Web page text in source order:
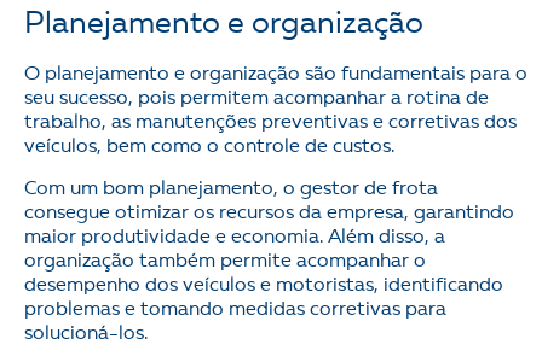
Planejamento e organização
O planejamento e organização são fundamentais para o
seu sucesso, pois permitem acompanhar a rotina de
trabalho, as manutenções preventivas e corretivas dos
veículos, bem como o controle de custos.
Com um bom planejamento, o gestor de frota
consegue otimizar os recursos da empresa, garantindo
maior produtividade e economia. Além disso, a
organização também permite acompanhar o
desempenho dos veículos e motoristas, identificando
problemas e tomando medidas corretivas para
solucioná-los.